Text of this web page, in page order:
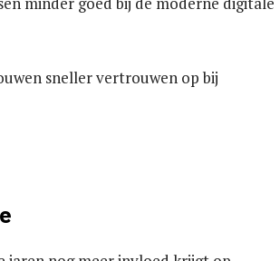
sneller vertrouwen op bij